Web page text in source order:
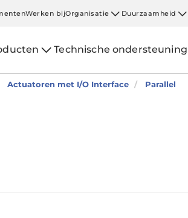
Werken bijOrganisatie Duurzaamheid
Technische ondersteuning
Actuatoren met I/O Interface Parallel